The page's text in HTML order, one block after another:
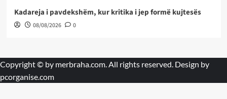
Kadareja i pavdekshëm, kur kritika i jep formë kujtesës
08/08/2026 0
Copyright © by merbraha.com. All rights reserved. Design by
pcorganise.com